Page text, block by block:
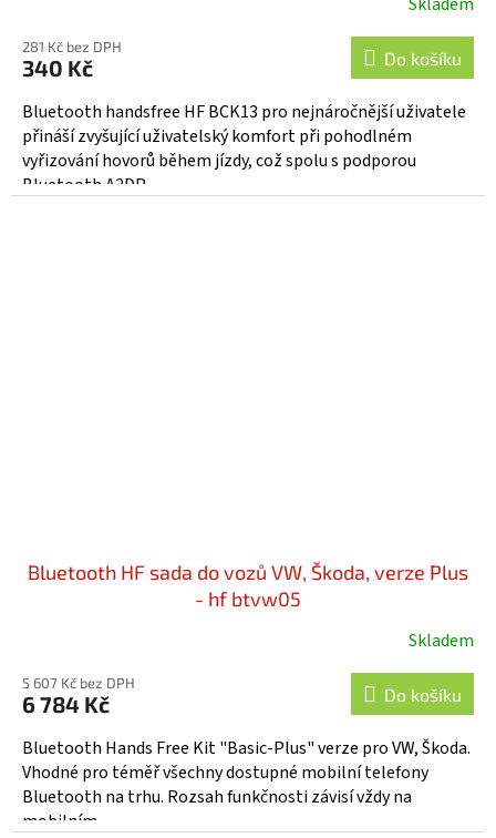
produktu
je
5,0
z
5
hvězdiček.
281 Kč bez DPH
340 Kč Do košíku
Bluetooth handsfree HF BCK13 pro nejnáročnější uživatele
přináší zvyšující uživatelský komfort při pohodlném
vyřizování hovorů během jízdy, což spolu s podporou
Bluetooth A2DP...
Bluetooth HF sada do vozů VW, Škoda, verze Plus
- hf btvw05
produktu
je
5,0
z
5
hvězdiček.
Skladem
5 607 Kč bez DPH
6 784 Kč Do košíku
Bluetooth Hands Free Kit "Basic-Plus" verze pro VW, Škoda.
Vhodné pro téměř všechny dostupné mobilní telefony
Bluetooth na trhu. Rozsah funkčnosti závisí vždy na
mobilním...